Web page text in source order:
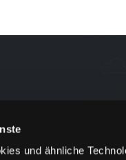
und ähnliche